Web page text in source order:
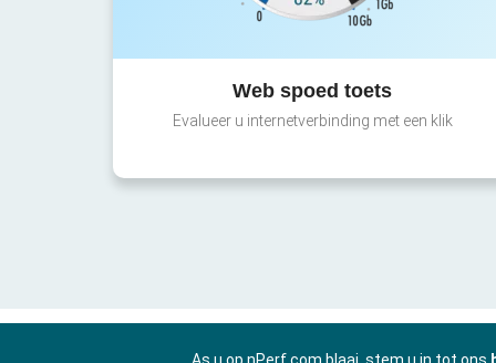
Web spoed toets
Evalueer u internetverbinding met een klik